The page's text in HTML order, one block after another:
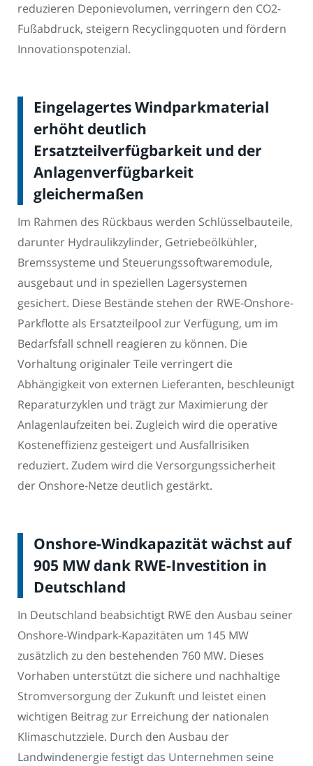
reduzieren Deponievolumen, verringern den CO2-
Fußabdruck, steigern Recyclingquoten und fördern
Innovationspotenzial.
Eingelagertes Windparkmaterial
erhöht deutlich
Ersatzteilverfügbarkeit und der
Anlagenverfügbarkeit
gleichermaßen
Im Rahmen des Rückbaus werden Schlüsselbauteile,
darunter Hydraulikzylinder, Getriebeölkühler,
Bremssysteme und Steuerungssoftwaremodule,
ausgebaut und in speziellen Lagersystemen
gesichert. Diese Bestände stehen der RWE-Onshore-
Parkflotte als Ersatzteilpool zur Verfügung, um im
Bedarfsfall schnell reagieren zu können. Die
Vorhaltung originaler Teile verringert die
Abhängigkeit von externen Lieferanten, beschleunigt
Reparaturzyklen und trägt zur Maximierung der
Anlagenlaufzeiten bei. Zugleich wird die operative
Kosteneffizienz gesteigert und Ausfallrisiken
reduziert. Zudem wird die Versorgungssicherheit
der Onshore-Netze deutlich gestärkt.
Onshore-Windkapazität wächst auf
905 MW dank RWE-Investition in
Deutschland
In Deutschland beabsichtigt RWE den Ausbau seiner
Onshore-Windpark-Kapazitäten um 145 MW
zusätzlich zu den bestehenden 760 MW. Dieses
Vorhaben unterstützt die sichere und nachhaltige
Stromversorgung der Zukunft und leistet einen
wichtigen Beitrag zur Erreichung der nationalen
Klimaschutzziele. Durch den Ausbau der
Landwindenergie festigt das Unternehmen seine